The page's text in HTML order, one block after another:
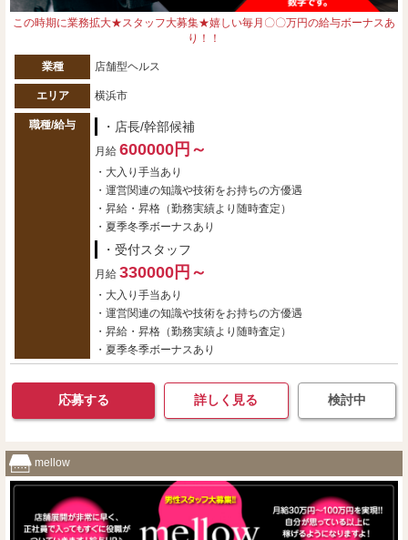
この時期に業務拡大★スタッフ大募集★嬉しい毎月〇〇万円の給与ボーナスあ
り！！
業種 店舗型ヘルス
エリア 横浜市
職種/給与 ・店長/幹部候補
月給 600000円～
・大入り手当あり
・運営関連の知識や技術をお持ちの方優遇
・昇給・昇格（勤務実績より随時査定）
・夏季冬季ボーナスあり
・受付スタッフ
月給 330000円～
・大入り手当あり
・運営関連の知識や技術をお持ちの方優遇
・昇給・昇格（勤務実績より随時査定）
・夏季冬季ボーナスあり
応募する 詳しく見る 検討中
mellow